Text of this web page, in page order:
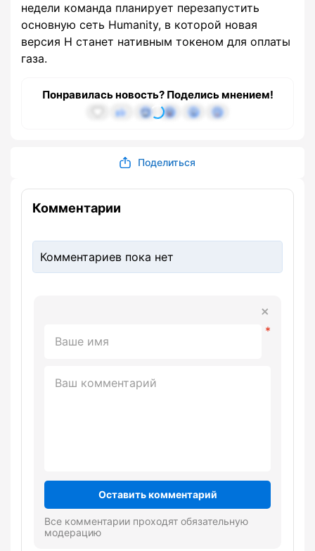
недели команда планирует перезапустить
основную сеть Humanity, в которой новая
версия H станет нативным токеном для оплаты
газа.
Понравилась новость? Поделись мнением!
Поделиться
Комментарии
Комментариев пока нет
Оставить комментарий
Все комментарии проходят обязательную
модерацию